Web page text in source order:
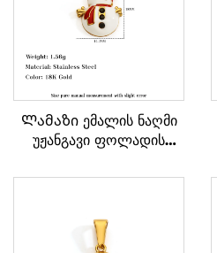
Ლამაზი ემალის ნაღმი
უჟანგავი ფოლადის
თოვლის ბაბუის ქვედით,
празდნის სამკაულების
გაყიდვა დიდი